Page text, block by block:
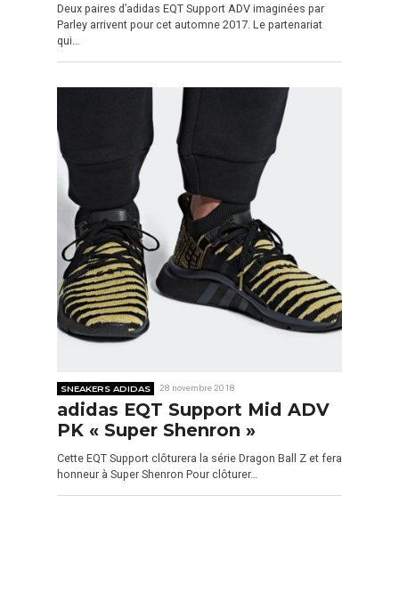
Deux paires d’adidas EQT Support ADV imaginées par
Parley arrivent pour cet automne 2017. Le partenariat
qui…
SNEAKERS ADIDAS 28 novembre 2018
adidas EQT Support Mid ADV
PK « Super Shenron »
Cette EQT Support clôturera la série Dragon Ball Z et fera
honneur à Super Shenron Pour clôturer…